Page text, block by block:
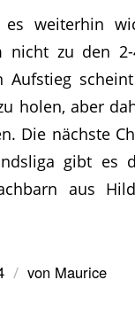
weiterhin
nicht zu den
Aufstieg
holen, aber
Die nächste
gibt es
aus
/ von Maurice